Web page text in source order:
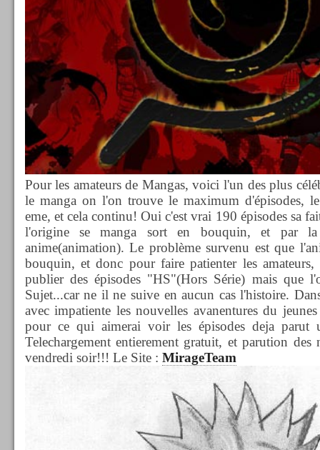
Pour les amateurs de Mangas, voici l'un des plus
le manga on l'on trouve le maximum d'épisodes,
eme, et cela continu! Oui c'est vrai 190 épisodes sa
l'origine se manga sort en bouquin, et par
anime(animation). Le problème survenu est que
bouquin, et donc pour faire patienter les
publier des épisodes "HS"(Hors Série) mais que
Sujet...car ne il ne suive en aucun cas l'histoire.
avec impatiente les nouvelles avanentures du
pour ce qui aimerai voir les épisodes deja parut
Telechargement entierement gratuit, et parution des
vendredi soir!!! Le Site : MirageTeam